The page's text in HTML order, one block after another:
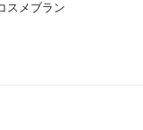
メブラン